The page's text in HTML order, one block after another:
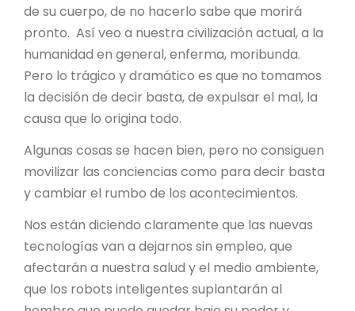
de su cuerpo, de no hacerlo sabe que morirá
pronto. Así veo a nuestra civilización actual, a la
humanidad en general, enferma, moribunda.
Pero lo trágico y dramático es que no tomamos
la decisión de decir basta, de expulsar el mal, la
causa que lo origina todo.
Algunas cosas se hacen bien, pero no consiguen
movilizar las conciencias como para decir basta
y cambiar el rumbo de los acontecimientos.
Nos están diciendo claramente que las nuevas
tecnologías van a dejarnos sin empleo, que
afectarán a nuestra salud y el medio ambiente,
que los robots inteligentes suplantarán al